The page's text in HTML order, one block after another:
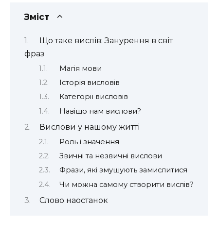
Зміст
Що таке вислів: Занурення в світ
фраз
Магія мови
Історія висловів
Категорії висловів
Навіщо нам вислови?
Вислови у нашому житті
Роль і значення
Звичні та незвичні вислови
Фрази, які змушують замислитися
Чи можна самому створити вислів?
Слово наостанок